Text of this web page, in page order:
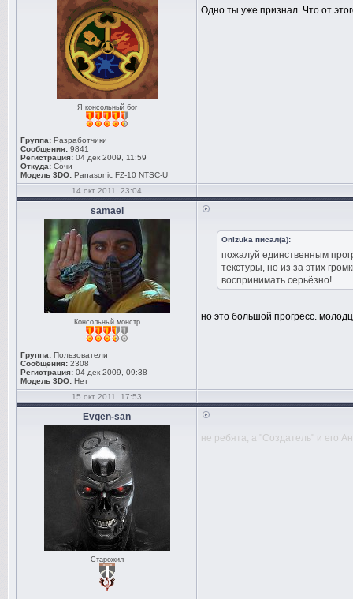
Я консольный бог
Группа: Разработчики
Сообщения: 9841
Регистрация: 04 дек 2009, 11:59
Откуда: Сочи
Модель 3DO: Panasonic FZ-10 NTSC-U
Одно ты уже признал. Что от
14 окт 2011, 23:04
samael
Консольный монстр
Группа: Пользователи
Сообщения: 2308
Регистрация: 04 дек 2009, 09:38
Модель 3DO: Нет
Onizuka писал(а):
пожалуй единственным
текстуры, но из за этих
воспринимать серьёзно!
но это большой прогресс.
15 окт 2011, 17:53
Evgen-san
Старожил
не ребята, а "Создатель" и его